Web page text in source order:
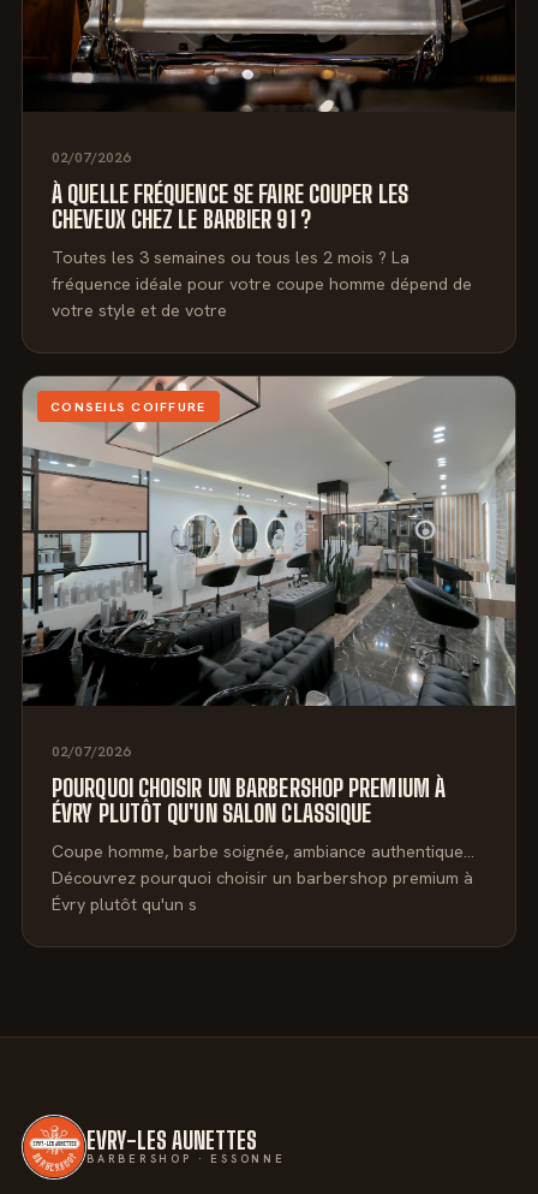
02/07/2026
À QUELLE FRÉQUENCE SE FAIRE COUPER LES
CHEVEUX CHEZ LE BARBIER 91 ?
Toutes les 3 semaines ou tous les 2 mois ? La
fréquence idéale pour votre coupe homme dépend de
votre style et de votre
CONSEILS COIFFURE
02/07/2026
POURQUOI CHOISIR UN BARBERSHOP PREMIUM À
ÉVRY PLUTÔT QU'UN SALON CLASSIQUE
Coupe homme, barbe soignée, ambiance authentique…
Découvrez pourquoi choisir un barbershop premium à
Évry plutôt qu'un s
EVRY-LES AUNETTES
BARBERSHOP · ESSONNE